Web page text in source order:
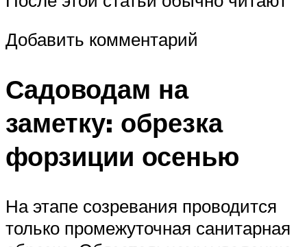
Добавить комментарий
Садоводам на
заметку: обрезка
форзиции осенью
На этапе созревания проводится
только промежуточная санитарная